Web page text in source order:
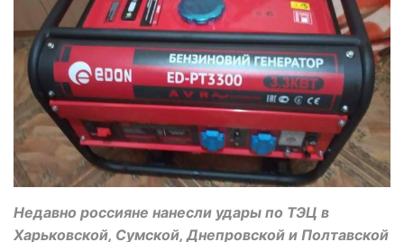
Недавно россияне нанесли удары по ТЭЦ в
Харьковской, Сумской, Днепровской и Полтавской